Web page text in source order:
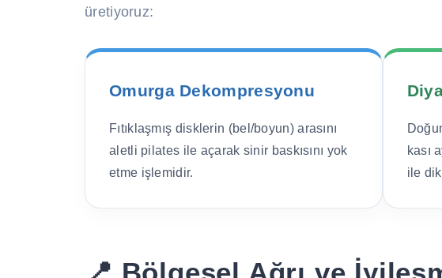
üretiyoruz:
Omurga Dekompresyonu
Fıtıklaşmış disklerin (bel/boyun) arasını
aletli pilates ile açarak sinir baskısını yok
etme işlemidir.
kası
ile
📍 Bölgesel Ağrı ve